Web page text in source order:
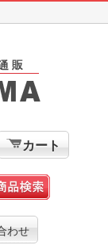
カート
わせ